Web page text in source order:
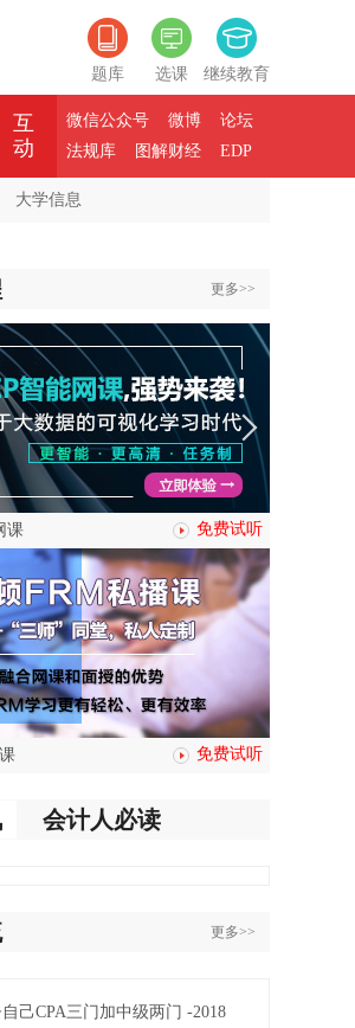
题库 选课 继续教育
互
动
微信公众号 微博
论坛
法规库
图解财经 EDP
大学信息
更多>>
课 免费试听
免费试听
会计人必读
更多>>
己CPA三门加中级两门 -2018